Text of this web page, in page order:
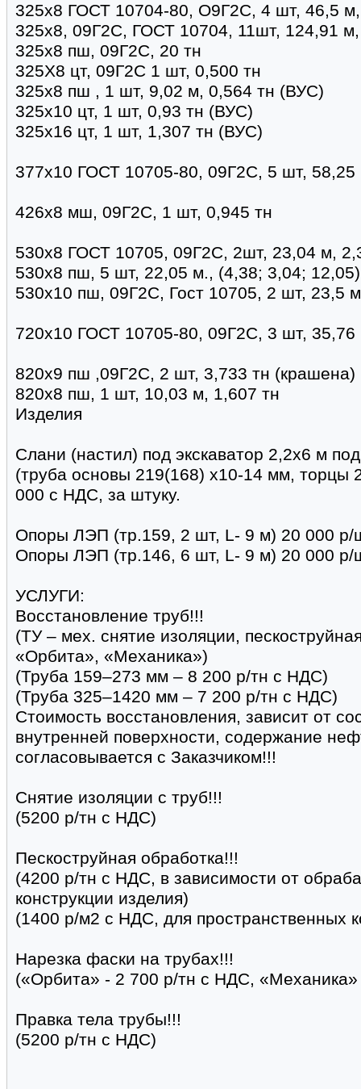
325х8 ГОСТ 10704-80, О9Г2С, 4 шт, 46,5
325х8, 09Г2С, ГОСТ 10704, 11шт, 124,91
325х8 пш, 09Г2С, 20 тн
325Х8 цт, 09Г2С 1 шт, 0,500 тн
325х8 пш , 1 шт, 9,02 м, 0,564 тн (ВУС)
325х10 цт, 1 шт, 0,93 тн (ВУС)
325х16 цт, 1 шт, 1,307 тн (ВУС)
377х10 ГОСТ 10705-80, 09Г2С, 5 шт, 58,25
426х8 мш, 09Г2С, 1 шт, 0,945 тн
530х8 ГОСТ 10705, 09Г2С, 2шт, 23,04 м,
530х8 пш, 5 шт, 22,05 м., (4,38; 3,04;
530х10 пш, 09Г2С, Гост 10705, 2 шт, 23,5
720х10 ГОСТ 10705-80, 09Г2С, 3 шт,
820х9 пш ,09Г2С, 2 шт, 3,733 тн (крашена)
820х8 пш, 1 шт, 10,03 м, 1,607 тн
Изделия
Слани (настил) под экскаватор 2,2х6 м
(труба основы 219(168) х10-14 мм, торцы
000 с НДС, за штуку.
Опоры ЛЭП (тр.159, 2 шт, L- 9 м) 20 000
Опоры ЛЭП (тр.146, 6 шт, L- 9 м) 20 000
УСЛУГИ:
Восстановление труб!!!
(ТУ – мех. снятие изоляции,
«Орбита», «Механика»)
(Труба 159–273 мм – 8 200 р/тн с НДС)
(Труба 325–1420 мм – 7 200 р/тн с НДС)
Стоимость восстановления, зависит от
внутренней поверхности, содержание
согласовывается с Заказчиком!!!
Снятие изоляции с труб!!!
(5200 р/тн с НДС)
Пескоструйная обработка!!!
(4200 р/тн с НДС, в зависимости от
конструкции изделия)
(1400 р/м2 с НДС, для пространственных
Нарезка фаски на трубах!!!
(«Орбита» - 2 700 р/тн с НДС,
Правка тела трубы!!!
(5200 р/тн с НДС)